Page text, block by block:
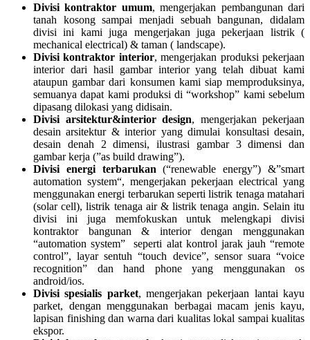
Divisi kontraktor umum, mengerjakan pembangunan dari
tanah kosong sampai menjadi sebuah bangunan, didalam
divisi ini kami juga mengerjakan juga pekerjaan listrik (
mechanical electrical) & taman ( landscape).
Divisi kontraktor interior, mengerjakan produksi pekerjaan
interior dari hasil gambar interior yang telah dibuat kami
ataupun gambar dari konsumen kami siap memproduksinya,
semuanya dapat kami produksi di “workshop” kami sebelum
dipasang dilokasi yang didisain.
Divisi arsitektur&interior design, mengerjakan pekerjaan
desain arsitektur & interior yang dimulai konsultasi desain,
desain denah 2 dimensi, ilustrasi gambar 3 dimensi dan
gambar kerja (”as build drawing”).
Divisi energi terbarukan (“renewable energy”) &”smart
automation system“, mengerjakan pekerjaan electrical yang
menggunakan energi terbarukan seperti listrik tenaga matahari
(solar cell), listrik tenaga air & listrik tenaga angin. Selain itu
divisi ini juga memfokuskan untuk melengkapi divisi
kontraktor bangunan & interior dengan menggunakan
“automation system” seperti alat kontrol jarak jauh “remote
control”, layar sentuh “touch device”, sensor suara “voice
recognition” dan hand phone yang menggunakan os
android/ios.
Divisi spesialis parket, mengerjakan pekerjaan lantai kayu
parket, dengan menggunakan berbagai macam jenis kayu,
lapisan finishing dan warna dari kualitas lokal sampai kualitas
ekspor.